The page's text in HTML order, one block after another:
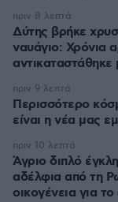
Δύτης βρήκε
ναυάγιο: Χρόνια
αντικαταστάθηκε
πριν 8 λεπτά
Περισσότερο
είναι η νέα μας
πριν 9 λεπτά
Άγριο διπλό
αδέλφια από τη
οικογένεια για
πριν 10 λεπτά